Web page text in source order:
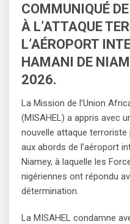
COMMUNIQUÉ
À L’ATTAQUE
L’AÉROPORT
HAMANI DE
2026.
La Mission de l’Union
(MISAHEL) a appris avec
nouvelle attaque terroriste
aux abords de l’aéroport
Niamey, à laquelle les
nigériennes ont répondu
détermination.
La MISAHEL condamne